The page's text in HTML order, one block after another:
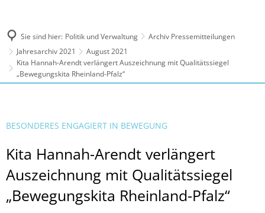
Sie sind hier: Politik und Verwaltung
Archiv Pressemitteilungen
Jahresarchiv 2021
August 2021
Kita Hannah-Arendt verlängert Auszeichnung mit Qualitätssiegel
„Bewegungskita Rheinland-Pfalz“
BESONDERES ENGAGIERT IN BEWEGUNG
Kita Hannah-Arendt verlängert
Auszeichnung mit Qualitätssiegel
„Bewegungskita Rheinland-Pfalz“